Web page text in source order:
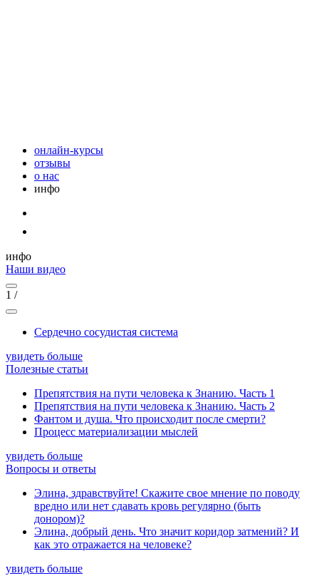
онлайн-курсы
отзывы
о нас
инфо
инфо
Наши видео
1 /
Сердечно сосудистая система
увидеть больше
Полезные статьи
Препятствия на пути человека к Знанию. Часть 1
Препятствия на пути человека к Знанию. Часть 2
Фантом и душа. Что происходит после смерти?
Процесс материализации мыслей
увидеть больше
Вопросы и ответы
Элина, здравствуйте! Скажите свое мнение по поводу
вредно или нет сдавать кровь регулярно (быть
донором)?
Элина, добрый день. Что значит коридор затмений? И
как это отражается на человеке?
увидеть больше